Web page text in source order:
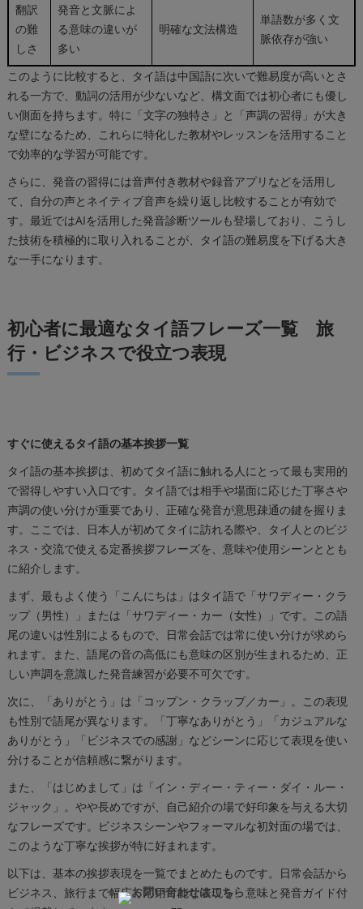
翻訳
の難
しさ
発音と文脈によ
る意味の違いが
多い
明確な文法構造
単語数が多く文
脈依存が強い
このように比較すると、タイ語は中国語に次いで難易度が高いとさ
れる一方で、動詞の活用が少ないなど、構文面では初心者にも優し
い側面を持ちます。特に「文字の独特さ」と「声調の習得」が大き
な壁になるため、これらに特化した教材やレッスンを活用すること
で効率的な学習が可能です。
さらに、発音の習得には音声付き教材や録音アプリなどを活用し
て、自分の声とネイティブ音声を繰り返し比較することが有効で
す。最近ではAIを活用した発音診断ツールも登場しており、こうし
た技術を積極的に取り入れることが、タイ語の難易度を下げる大き
な一手になります。
初心者に最適なタイ語フレーズ一覧 旅
行・ビジネスで役立つ表現
すぐに使えるタイ語の基本挨拶一覧
タイ語の基本挨拶は、初めてタイ語に触れる人にとって最も実用的
で習得しやすい入口です。タイ語では相手や場面に応じた丁寧さや
声調の使い分けが重要であり、正確な発音が意思疎通の鍵を握りま
す。ここでは、日本人が初めてタイに訪れる際や、タイ人とのビジ
ネス・交流で使える定番挨拶フレーズを、意味や使用シーンととも
に紹介します。
まず、最もよく使う「こんにちは」はタイ語で「サワディー・クラ
ップ（男性）」または「サワディー・カー（女性）」です。この語
尾の違いは性別によるもので、日常会話では常に使い分けが求めら
れます。また、語尾の音の高低にも意味の区別が生まれるため、正
しい声調を意識した発音練習が必要不可欠です。
次に、「ありがとう」は「コップン・クラップ／カー」。この表現
も性別で語尾が異なります。「丁寧なありがとう」「カジュアルな
ありがとう」「ビジネスでの感謝」などシーンに応じて表現を使い
分けることが信頼感に繋がります。
また、「はじめまして」は「イン・ディー・ティー・ダイ・ルー・
ジャック」。やや長めですが、自己紹介の場で好印象を与える大切
なフレーズです。ビジネスシーンやフォーマルな初対面の場では、
このような丁寧な挨拶が特に好まれます。
以下は、基本の挨拶表現を一覧でまとめたものです。日常会話から
ビジネス、旅行まで幅広く応用可能な表現を、意味と発音ガイド付